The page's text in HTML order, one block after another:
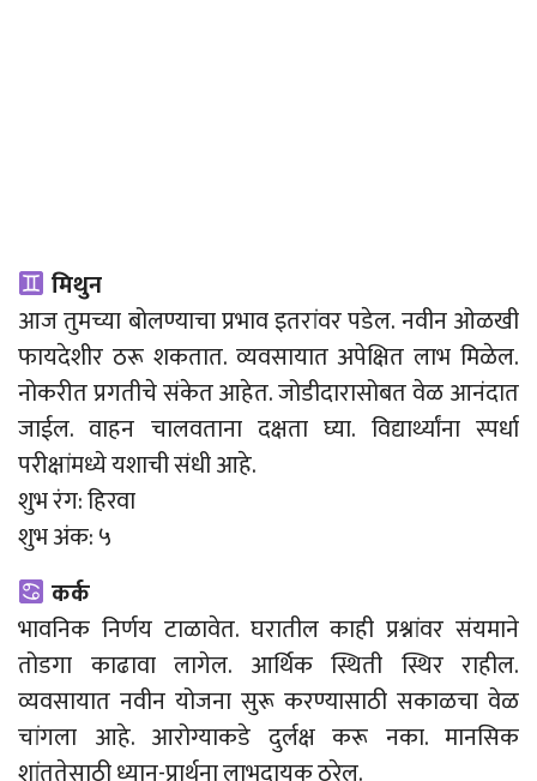
मिथुन
आज तुमच्या बोलण्याचा प्रभाव इतरांवर पडेल. नवीन ओळखी
फायदेशीर ठरू शकतात. व्यवसायात अपेक्षित लाभ मिळेल.
नोकरीत प्रगतीचे संकेत आहेत. जोडीदारासोबत वेळ आनंदात
जाईल. वाहन चालवताना दक्षता घ्या. विद्यार्थ्यांना स्पर्धा
परीक्षांमध्ये यशाची संधी आहे.
शुभ रंग: हिरवा
शुभ अंक: ५
कर्क
भावनिक निर्णय टाळावेत. घरातील काही प्रश्नांवर संयमाने
तोडगा काढावा लागेल. आर्थिक स्थिती स्थिर राहील.
व्यवसायात नवीन योजना सुरू करण्यासाठी सकाळचा वेळ
चांगला आहे. आरोग्याकडे दुर्लक्ष करू नका. मानसिक